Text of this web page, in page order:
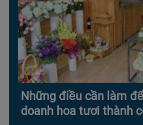
Những điều cần làm
doanh hoa tươi thành